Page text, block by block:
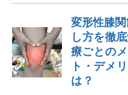
変形性膝
し方を徹
療ごとの
ト・デメ
は？